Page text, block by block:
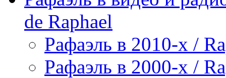
de Raphael
Рафаэль в 2010-х /
Рафаэль в 2000-х /